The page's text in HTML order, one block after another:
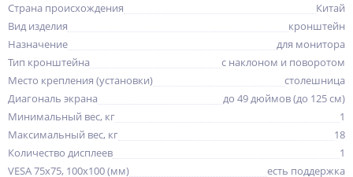
Страна происхождения
Китай
Вид изделия
кронштейн
Назначение
для монитора
Тип кронштейна
с наклоном и поворотом
Место крепления (установки)
столешница
Диагональ экрана
до 49 дюймов (до 125 см)
Минимальный вес, кг
1
Максимальный вес, кг
18
Количество дисплеев
1
VESA 75x75, 100x100 (мм)
есть поддержка